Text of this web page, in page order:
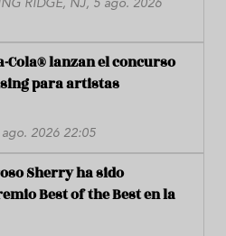
RIDGE, NJ, 5 ago. 2026
Cola® lanzan el concurso
para artistas
ago. 2026 22:05
Sherry ha sido
Best of the Best en la